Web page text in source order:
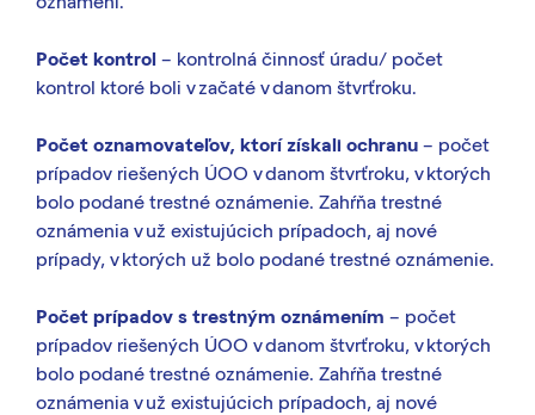
Počet kontrol – kontrolná činnosť úradu/ počet
kontrol ktoré boli vzačaté v danom štvrťroku.
Počet oznamovateľov, ktorí získali ochranu – počet
prípadov riešených ÚOO vdanom štvrťroku, vktorých
bolo podané trestné oznámenie. Zahŕňa trestné
oznámenia vuž existujúcich prípadoch, aj nové
prípady, v ktorých už bolo podané trestné oznámenie.
Počet prípadov s trestným oznámením – počet
prípadov riešených ÚOO v danom štvrťroku, v ktorých
bolo podané trestné oznámenie. Zahŕňa trestné
oznámenia v už existujúcich prípadoch, aj nové